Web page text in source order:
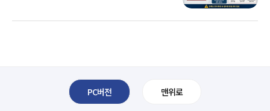
PC버전 맨위로